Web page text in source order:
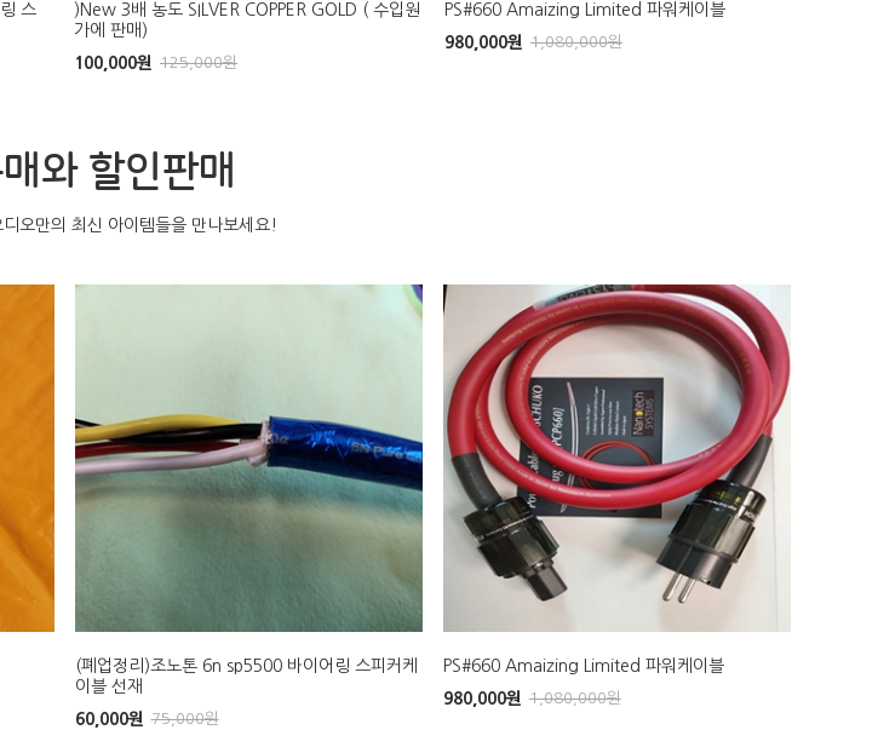
스
)New 3배 농도 SILVER COPPER GOLD ( 수입원
가에 판매)
100,000원 125,000원
PS#660 Amaizing Limited 파워케이블
980,000원 1,080,000원
와 할인판매
오만의 최신 아이템들을 만나보세요!
(폐업정리)조노톤 6n sp5500 바이어링 스피커케
이블 선재
60,000원 75,000원
PS#660 Amaizing Limited 파워케이블
980,000원 1,080,000원